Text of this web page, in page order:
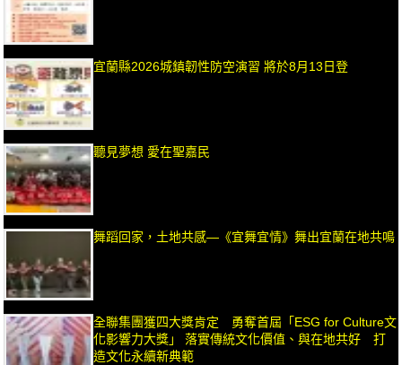
宜蘭縣2026城鎮韌性防空演習 將於8月13日登
聽見夢想 愛在聖嘉民
舞蹈回家，土地共感—《宜舞宜情》舞出宜蘭在地共鳴
全聯集團獲四大獎肯定 勇奪首屆「ESG for Culture文
化影響力大獎」 落實傳統文化價值、與在地共好 打
造文化永續新典範